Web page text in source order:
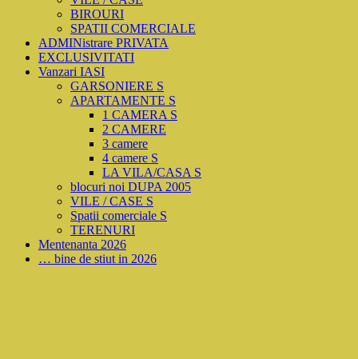
BIROURI
SPATII COMERCIALE
ADMINistrare PRIVATA
EXCLUSIVITATI
Vanzari IASI
GARSONIERE S
APARTAMENTE S
1 CAMERA S
2 CAMERE
3 camere
4 camere S
LA VILA/CASA S
blocuri noi DUPA 2005
VILE / CASE S
Spatii comerciale S
TERENURI
Mentenanta 2026
… bine de stiut in 2026